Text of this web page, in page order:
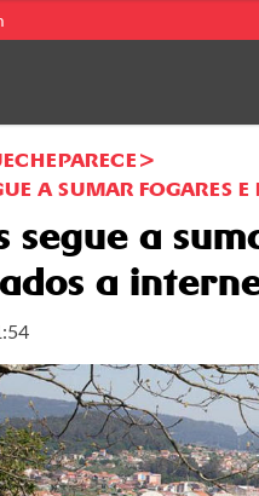
A SUMAR FOGARES
segue a
a